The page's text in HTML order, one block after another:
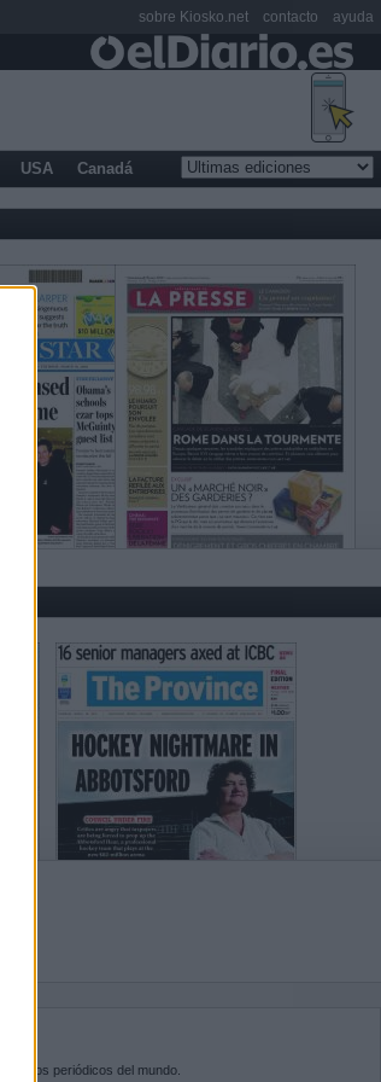
USA Canadá
a los periódicos del mundo.
sobre Kiosko.net contacto ayuda